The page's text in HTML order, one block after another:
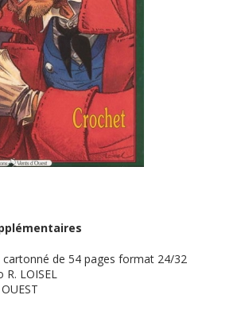
cartonné de 54 pages format 24/32
R. LOISEL